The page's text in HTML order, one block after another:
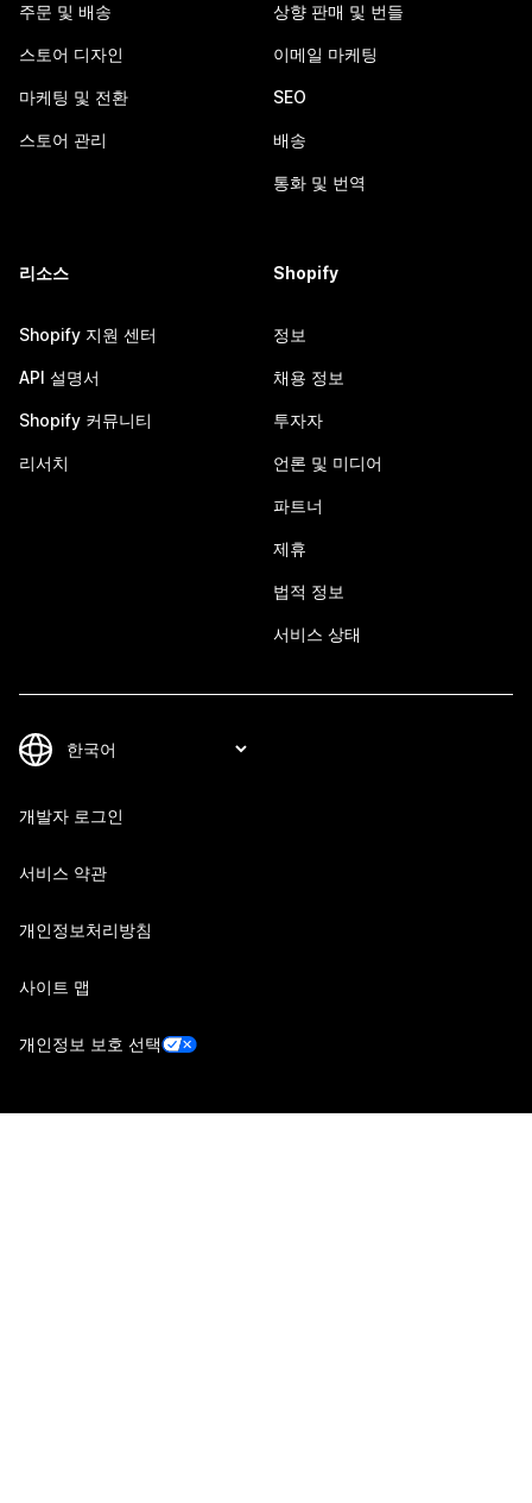
주문 및 배송
스토어 디자인
마케팅 및 전환
스토어 관리
상향 판매 및 번들
이메일 마케팅
SEO
배송
통화 및 번역
리소스
Shopify 지원 센터
API 설명서
Shopify 커뮤니티
리서치
Shopify
정보
채용 정보
투자자
언론 및 미디어
파트너
제휴
법적 정보
서비스 상태
개발자 로그인
서비스 약관
개인정보처리방침
사이트 맵
개인정보 보호 선택